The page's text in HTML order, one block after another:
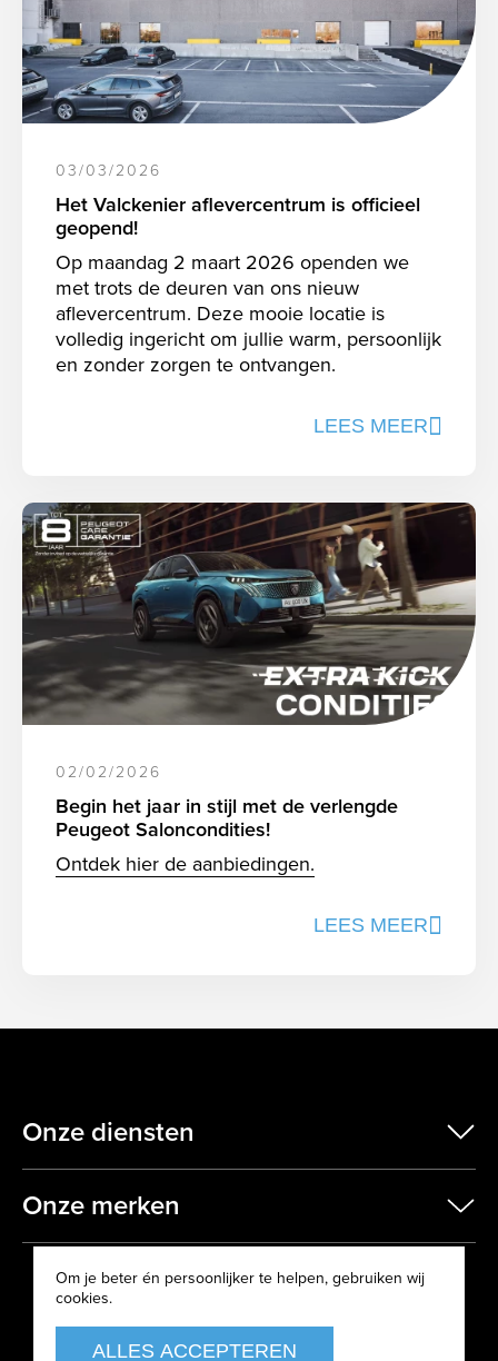
Om je beter én persoonlijker te helpen, gebruiken wij
cookies.
ALLES ACCEPTEREN
03/03/2026
Het Valckenier aflevercentrum is officieel
geopend!
Op maandag 2 maart 2026 openden we
met trots de deuren van ons nieuw
aflevercentrum. Deze mooie locatie is
volledig ingericht om jullie warm, persoonlijk
en zonder zorgen te ontvangen.
LEES MEER
02/02/2026
Begin het jaar in stijl met de verlengde
Peugeot Saloncondities!
Ontdek hier de aanbiedingen.
LEES MEER
Onze diensten
Onze merken